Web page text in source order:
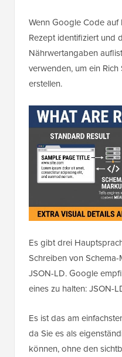
Wenn Google Code auf
Rezept identifiziert und
Nährwertangaben
verwenden, um ein
erstellen.
Es gibt drei
Schreiben von
JSON-LD. Google
eines zu halten: JSON-
Es ist das am
da Sie es als
können, ohne den